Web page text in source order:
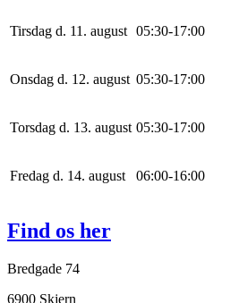
Tirsdag d. 11. august 05:30-17:00
Onsdag d. 12. august 05:30-17:00
Torsdag d. 13. august 05:30-17:00
Fredag d. 14. august 06:00-16:00
Find os her
Bredgade 74
6900 Skjern